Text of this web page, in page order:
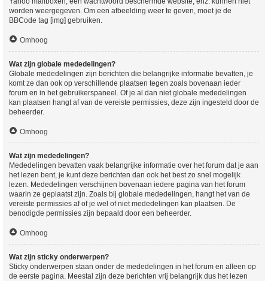
worden weergegeven. Om een afbeelding weer te geven, moet je de
BBCode tag [img] gebruiken.
Omhoog
Wat zijn globale mededelingen?
Globale mededelingen zijn berichten die belangrijke informatie bevatten, je
komt ze dan ook op verschillende plaatsen tegen zoals bovenaan ieder
forum en in het gebruikerspaneel. Of je al dan niet globale mededelingen
kan plaatsen hangt af van de vereiste permissies, deze zijn ingesteld door de
beheerder.
Omhoog
Wat zijn mededelingen?
Mededelingen bevatten vaak belangrijke informatie over het forum dat je aan
het lezen bent, je kunt deze berichten dan ook het best zo snel mogelijk
lezen. Mededelingen verschijnen bovenaan iedere pagina van het forum
waarin ze geplaatst zijn. Zoals bij globale mededelingen, hangt het van de
vereiste permissies af of je wel of niet mededelingen kan plaatsen. De
benodigde permissies zijn bepaald door een beheerder.
Omhoog
Wat zijn sticky onderwerpen?
Sticky onderwerpen staan onder de mededelingen in het forum en alleen op
de eerste pagina. Meestal zijn deze berichten vrij belangrijk dus het lezen